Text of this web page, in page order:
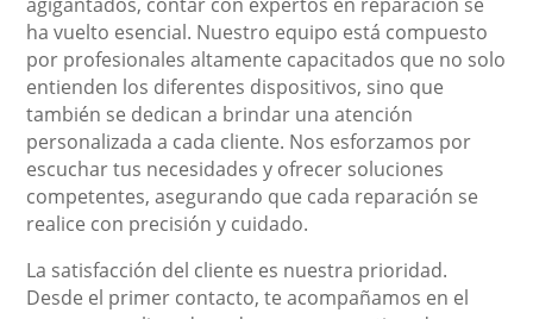
ha vuelto esencial. Nuestro equipo está compuesto
por profesionales altamente capacitados que no solo
entienden los diferentes dispositivos, sino que
también se dedican a brindar una atención
personalizada a cada cliente. Nos esforzamos por
escuchar tus necesidades y ofrecer soluciones
competentes, asegurando que cada reparación se
realice con precisión y cuidado.
La satisfacción del cliente es nuestra prioridad.
Desde el primer contacto, te acompañamos en el